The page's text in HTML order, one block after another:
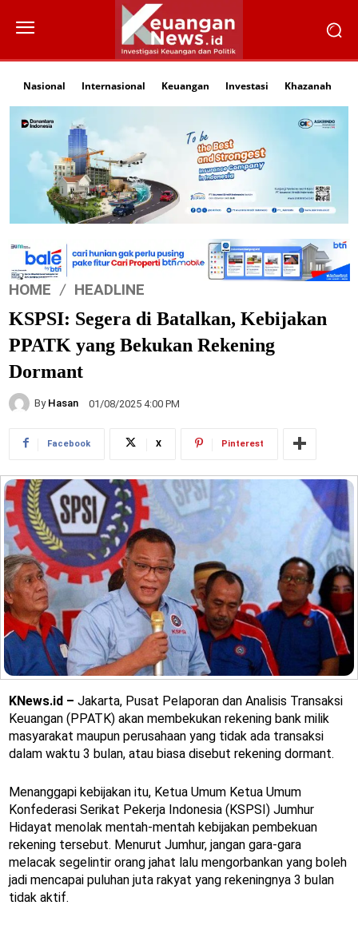
Nasional Internasional Keuangan Investasi Khazanah
HOME HEADLINE
KSPSI: Segera di Batalkan, Kebijakan
PPATK yang Bekukan Rekening
Dormant
By Hasan 01/08/2025 4:00 PM
Facebook X Pinterest
KNews.id – Jakarta, Pusat Pelaporan dan Analisis Transaksi
Keuangan (PPATK) akan membekukan rekening bank milik
masyarakat maupun perusahaan yang tidak ada transaksi
dalam waktu 3 bulan, atau biasa disebut rekening dormant.
Menanggapi kebijakan itu, Ketua Umum Ketua Umum
Konfederasi Serikat Pekerja Indonesia (KSPSI) Jumhur
Hidayat menolak mentah-mentah kebijakan pembekuan
rekening tersebut. Menurut Jumhur, jangan gara-gara
melacak segelintir orang jahat lalu mengorbankan yang boleh
jadi mencapai puluhan juta rakyat yang rekeningnya 3 bulan
tidak aktif.